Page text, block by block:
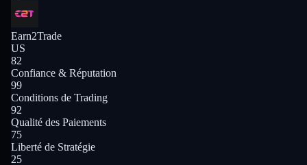
Earn2Trade
US
82
Confiance & Réputation
99
Conditions de Trading
92
Qualité des Paiements
75
Liberté de Stratégie
25